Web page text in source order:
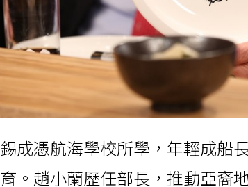
成憑航海學校所學，年輕成船
。趙小蘭歷任部長，推動亞裔